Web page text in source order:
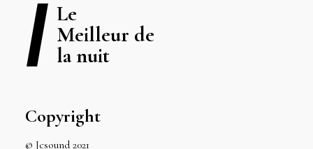
Le
Meilleur de
la nuit
Copyright
© Jcsound 2021